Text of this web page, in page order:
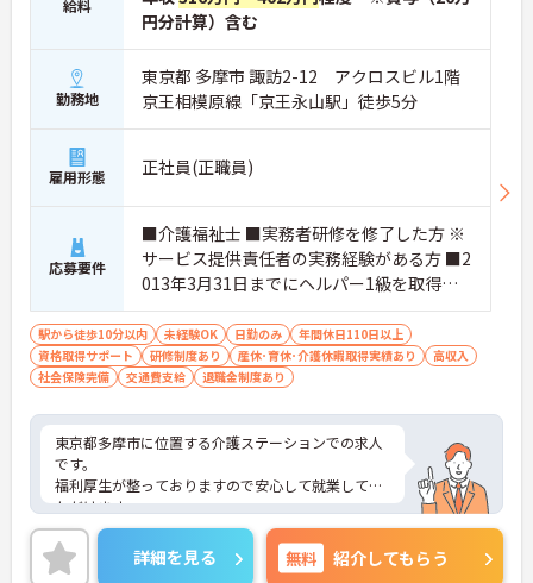
給料
円分計算）含む
勤務地
東京都 多摩市 諏訪2-12 アクロスビル1階
京王相模原線「京王永山駅」徒歩5分
雇用形態 正社員(正職員)
応募要件
■介護福祉士 ■実務者研修を修了した方 ※
サービス提供責任者の実務経験がある方 ■2
013年3月31日までにヘルパー1級を取得も
しくは介護職員基礎研修を修了した方 ■パ
ソコンの基本操作（ワード、エクセル）が
できる方
駅から徒歩10分以内 未経験OK 日勤のみ
年間休日110日以上
資格取得サポート
研修制度あり 産休･育休･介護休暇取得実績あり
高収入
社会保険完備
交通費支給 退職金制度あり
東京都多摩市に位置する介護ステーションでの求人
です。
福利厚生が整っておりますので安心して就業してい
ただけます。
年間休日110日、残業もほとんどありませんので、
メリハリつけてご就業いただけます。
ご興味のある方はお気軽にお問い合わせ下さい。
詳細を見る 無料 紹介してもらう